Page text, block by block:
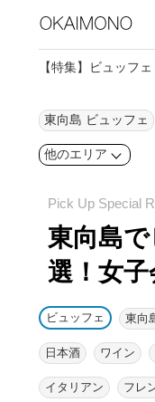
【特集】ビュッフェ
東向島 ビュッフェ
他のエリア
東向島
選！ 女子
ビュッフェ 東向
日本酒 ワイン
イタリアン フレ